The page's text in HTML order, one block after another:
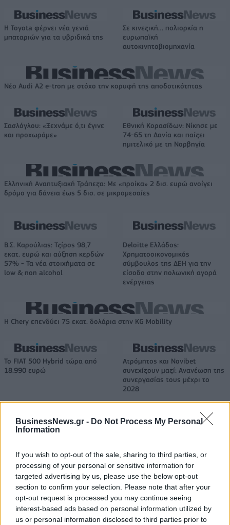
BusinessNews.gr - Do Not Process My Personal
Information
If you wish to opt-out of the sale, sharing to third parties, or
processing of your personal or sensitive information for
targeted advertising by us, please use the below opt-out
section to confirm your selection. Please note that after your
opt-out request is processed you may continue seeing
interest-based ads based on personal information utilized by
us or personal information disclosed to third parties prior to
Η Toyota φέρνει νέα γενιά
μπαταριών για τα υβριδικά της
Σε κινεζική… πολιορκία η
ευρωπαϊκή
αυτοκινητοβιομηχανία
Νέο Audi A2 e-tron με στόχο την κορυφή της αποδοτικότητας
Σασλόγλου: «Ξεχνάμε ό,τι έγινε
και προχωράμε»
Εθνική Κορασίδων: Νίκησε με
74-65 τη Δανία και παίζει
ημιτελικό με τη Νορβηγία
Ελληνική Αναπτυξιακή Τράπεζα: Με «προίκα» 2 δισ. ευρώ ανοίγει
δρόμο για δάνεια έως 5 δισ. σε μικρομεσαίες
Β.Σ. Καρούλιας: Τζίρος 98,7
εκατ. ευρώ και αύξηση κερδών
57% - Τα νέα στοιχήματα σε
low & non alcohol
Deloitte Ελλάδος:
Χρηματοοικονομικός
σύμβουλος της ΔΕΗ για την
είσοδο στην πολωνική αγορά
ενέργειας
Η Chery επενδύει 75 εκατ. δολάρια στην KG Mobility
Το FIAT 500 Hybrid τώρα από
18.990 ευρώ
Ατρόμητος και Novibet
συνεχίζουν μαζί: Ανανέωση της
συνεργασίας τους μέχρι το
2028
18η συνεχόμενη χρονιά για τον ΟΤΕ στη διεθνή σειρά δεικτών
Alpha Bank: Για πρώτη φορά το Αρχαίο Θέατρο Επιδαύρου άνοιξε τις
πύλες του σε όλους